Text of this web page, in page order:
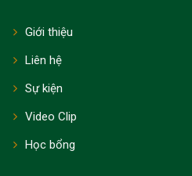
Giới thiệu
Liên hệ
Sự kiện
Video Clip
Học bổng